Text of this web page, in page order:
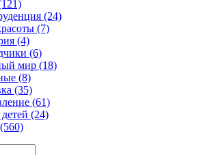
(24)
(7)
(4)
(6)
мир (18)
(8)
(35)
(61)
(24)